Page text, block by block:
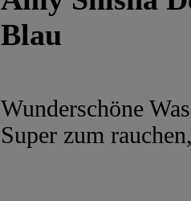
Blau
Wunderschöne
Super zum